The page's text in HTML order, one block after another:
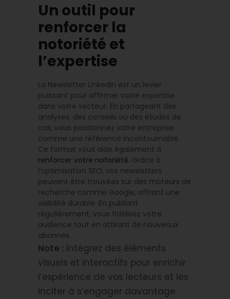
Un outil pour
renforcer la
notoriété et
l’expertise
La Newsletter LinkedIn est un levier
puissant pour affirmer votre expertise
dans votre secteur. En partageant des
analyses, des conseils ou des études de
cas, vous positionnez votre entreprise
comme une référence incontournable.
Ce format vous aide également à
renforcer votre notoriété. Grâce à
l’optimisation SEO, vos newsletters
peuvent être trouvées sur des moteurs de
recherche comme Google, offrant une
visibilité durable. En publiant
régulièrement, vous fidélisez votre
audience tout en attirant de nouveaux
abonnés.
Note : Intégrez des éléments
visuels et interactifs pour enrichir
l’expérience de vos lecteurs et les
inciter à s’engager davantage